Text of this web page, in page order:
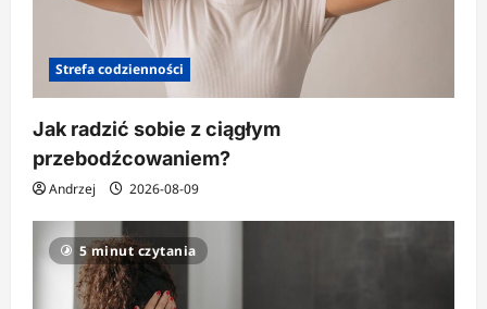
Strefa codzienności
Jak radzić sobie z ciągłym
przebodźcowaniem?
Andrzej 2026-08-09
5 minut czytania